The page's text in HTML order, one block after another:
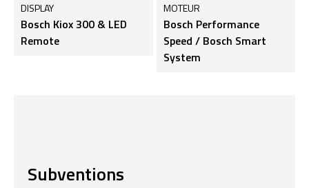
DISPLAY
Bosch Kiox 300 & LED
Remote
MOTEUR
Bosch Performance
Speed / Bosch Smart
System
Subventions